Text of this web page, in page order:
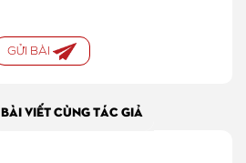
GỬI BÀI
BÀI VIẾT CÙNG TÁC GIẢ